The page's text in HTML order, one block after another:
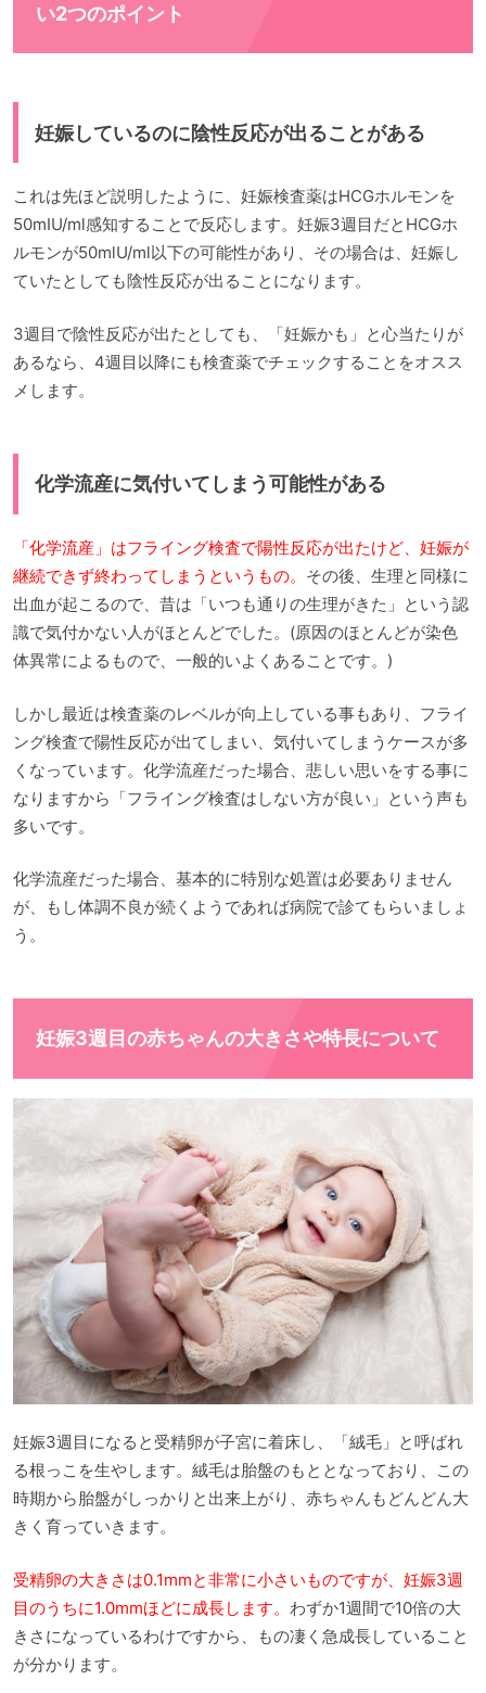
い2つのポイント
妊娠しているのに陰性反応が出ることがある
これは先ほど説明したように、妊娠検査薬はHCGホルモンを
50mIU/ml感知することで反応します。妊娠3週目だとHCGホ
ルモンが50mlU/ml以下の可能性があり、その場合は、妊娠し
ていたとしても陰性反応が出ることになります。
3週目で陰性反応が出たとしても、「妊娠かも」と心当たりが
あるなら、4週目以降にも検査薬でチェックすることをオスス
メします。
化学流産に気付いてしまう可能性がある
「化学流産」はフライング検査で陽性反応が出たけど、妊娠が
継続できず終わってしまうというもの。 その後、生理と同様に
出血が起こるので、昔は「いつも通りの生理がきた」という認
識で気付かない人がほとんどでした。(原因のほとんどが染色
体異常によるもので、一般的いよくあることです。)
しかし最近は検査薬のレベルが向上している事もあり、フライ
ング検査で陽性反応が出てしまい、気付いてしまうケースが多
くなっています。化学流産だった場合、悲しい思いをする事に
なりますから「フライング検査はしない方が良い」という声も
多いです。
化学流産だった場合、基本的に特別な処置は必要ありません
が、もし体調不良が続くようであれば病院で診てもらいましょ
う。
妊娠3週目の赤ちゃんの大きさや特長について
妊娠3週目になると受精卵が子宮に着床し、「絨毛」と呼ばれ
る根っこを生やします。絨毛は胎盤のもととなっており、この
時期から胎盤がしっかりと出来上がり、赤ちゃんもどんどん大
きく育っていきます。
受精卵の大きさは0.1mmと非常に小さいものですが、妊娠3週
目のうちに1.0mmほどに成長します。 わずか1週間で10倍の大
きさになっているわけですから、もの凄く急成長していること
が分かります。